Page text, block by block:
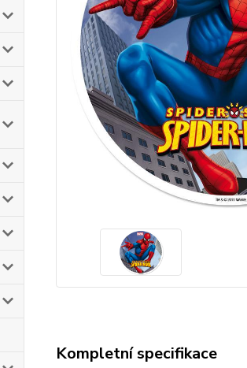
Kompletní specifikace